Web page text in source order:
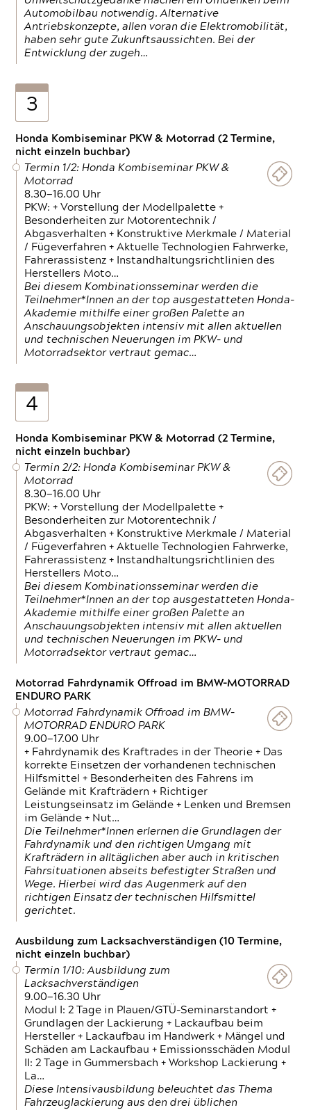
Automobilbau notwendig. Alternative
Antriebskonzepte, allen voran die Elektromobilität,
haben sehr gute Zukunftsaussichten. Bei der
Entwicklung der zugeh…
3
Honda Kombiseminar PKW & Motorrad (2 Termine,
nicht einzeln buchbar)
Termin 1/2: Honda Kombiseminar PKW &
Motorrad
8.30—16.00 Uhr
PKW: + Vorstellung der Modellpalette +
Besonderheiten zur Motorentechnik /
Abgasverhalten + Konstruktive Merkmale / Material
/ Fügeverfahren + Aktuelle Technologien Fahrwerke,
Fahrerassistenz + Instandhaltungsrichtlinien des
Herstellers Moto…
Bei diesem Kombinationsseminar werden die
Teilnehmer*Innen an der top ausgestatteten Honda-
Akademie mithilfe einer großen Palette an
Anschauungsobjekten intensiv mit allen aktuellen
und technischen Neuerungen im PKW- und
Motorradsektor vertraut gemac…
4
Honda Kombiseminar PKW & Motorrad (2 Termine,
nicht einzeln buchbar)
Termin 2/2: Honda Kombiseminar PKW &
Motorrad
8.30—16.00 Uhr
PKW: + Vorstellung der Modellpalette +
Besonderheiten zur Motorentechnik /
Abgasverhalten + Konstruktive Merkmale / Material
/ Fügeverfahren + Aktuelle Technologien Fahrwerke,
Fahrerassistenz + Instandhaltungsrichtlinien des
Herstellers Moto…
Bei diesem Kombinationsseminar werden die
Teilnehmer*Innen an der top ausgestatteten Honda-
Akademie mithilfe einer großen Palette an
Anschauungsobjekten intensiv mit allen aktuellen
und technischen Neuerungen im PKW- und
Motorradsektor vertraut gemac…
Motorrad Fahrdynamik Offroad im BMW-MOTORRAD
ENDURO PARK
Motorrad Fahrdynamik Offroad im BMW-
MOTORRAD ENDURO PARK
9.00—17.00 Uhr
+ Fahrdynamik des Kraftrades in der Theorie + Das
korrekte Einsetzen der vorhandenen technischen
Hilfsmittel + Besonderheiten des Fahrens im
Gelände mit Krafträdern + Richtiger
Leistungseinsatz im Gelände + Lenken und Bremsen
im Gelände + Nut…
Die Teilnehmer*Innen erlernen die Grundlagen der
Fahrdynamik und den richtigen Umgang mit
Krafträdern in alltäglichen aber auch in kritischen
Fahrsituationen abseits befestigter Straßen und
Wege. Hierbei wird das Augenmerk auf den
richtigen Einsatz der technischen Hilfsmittel
gerichtet.
Ausbildung zum Lacksachverständigen (10 Termine,
nicht einzeln buchbar)
Termin 1/10: Ausbildung zum
Lacksachverständigen
9.00—16.30 Uhr
Modul I: 2 Tage in Plauen/GTÜ-Seminarstandort +
Grundlagen der Lackierung + Lackaufbau beim
Hersteller + Lackaufbau im Handwerk + Mängel und
Schäden am Lackaufbau + Emissionsschäden Modul
II: 2 Tage in Gummersbach + Workshop Lackierung +
La…
Diese Intensivausbildung beleuchtet das Thema
Fahrzeuglackierung aus den drei üblichen